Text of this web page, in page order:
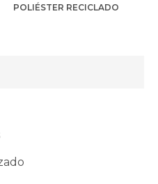
POLIÉSTER RECICLADO